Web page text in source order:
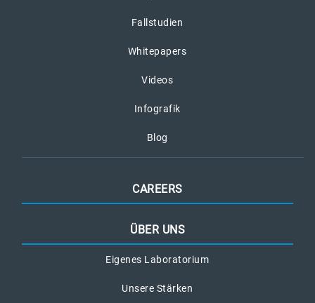
Fallstudien
Whitepapers
Videos
Infografik
Blog
CAREERS
ÜBER UNS
Eigenes Laboratorium
Unsere Stärken